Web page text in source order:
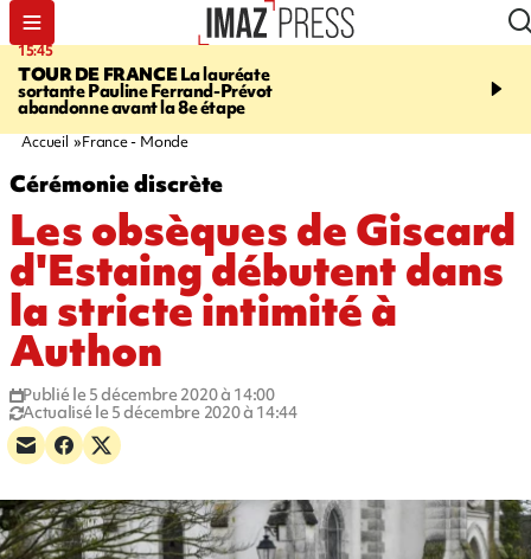
15:45
TOUR DE FRANCELa lauréate
sortante Pauline Ferrand-Prévot
abandonne avant la 8e étape
20:17
routière, concours de
Accueil France - Monde
Cérémonie discrète
Les obsèques de Giscard
d'Estaing débutent dans
la stricte intimité à
Authon
Publié le 5 décembre 2020 à 14:00
Actualisé le 5 décembre 2020 à 14:44